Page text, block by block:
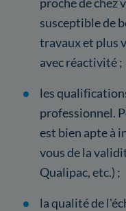
susceptible de
travaux et plus
avec réactivité ;
les
professionnel.
est bien apte à
vous de la
Qualipac, etc.) ;
la qualité de